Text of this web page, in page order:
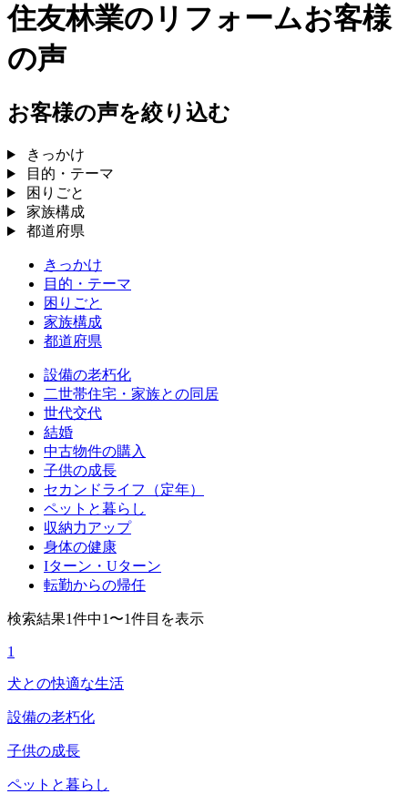
住友林業のリフォームお客様
の声
お客様の声を絞り込む
きっかけ
目的・テーマ
困りごと
家族構成
都道府県
きっかけ
目的・テーマ
困りごと
家族構成
都道府県
設備の老朽化
二世帯住宅・家族との同居
世代交代
結婚
中古物件の購入
子供の成長
セカンドライフ（定年）
ペットと暮らし
収納力アップ
身体の健康
Iターン・Uターン
転勤からの帰任
検索結果1件中1〜1件目を表示
1
犬との快適な生活
設備の老朽化
子供の成長
ペットと暮らし